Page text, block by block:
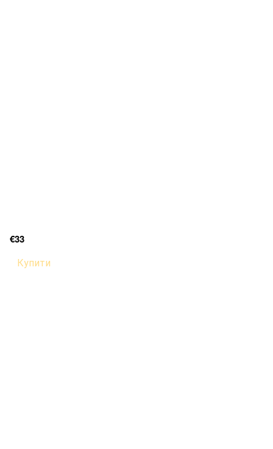
€33
Купити